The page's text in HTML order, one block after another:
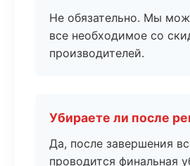
Не обязательно. Мы
все необходимое со
производителей.
Убираете ли после
Да, после завершения
проводится финальная